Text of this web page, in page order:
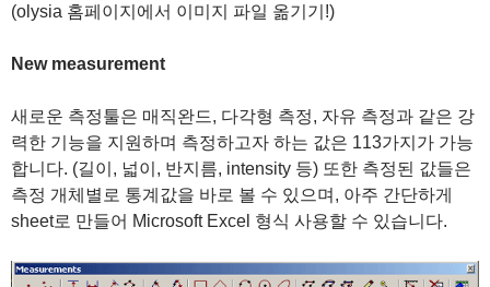
(olysia 홈페이지에서 이미지 파일 옮기기!)
New measurement
새로운 측정툴은 매직완드, 다각형 측정, 자유 측정과 같은 강
력한 기능을 지원하며 측정하고자 하는 값은 113가지가 가능
합니다. (길이, 넓이, 반지름, intensity 등) 또한 측정된 값들은
측정 개체별로 통계값을 바로 볼 수 있으며, 아주 간단하게
sheet로 만들어 Microsoft Excel 형식 사용할 수 있습니다.